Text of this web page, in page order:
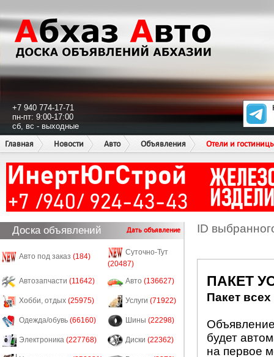
+7 940 774-17-71
пн-пт: 9:00-17:00
сб, вс - выходные
Главная
Новости Авто Объявления Отели и
Доска объявлений Дать объявление
Авто под заказ (184)
Суточно-Тут
(20487)
Автозапчасти (11642) Авто (136627)
Хобби, отдых (25975) Услуги (71922)
Одежда/обувь (66160) Шины (22298)
Электроника (227768) Диски (22362)
ID
ПАКЕТ
Пакет
будет
на первое